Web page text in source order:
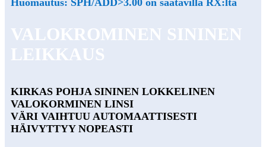
VALOKROMINEN SININEN
LEIKKAUS
KIRKAS POHJA SININEN LOKKELINEN
VALOKORMINEN LINSI
VÄRI VAIHTUU AUTOMAATTISESTI
HÄIVYTTYY NOPEASTI